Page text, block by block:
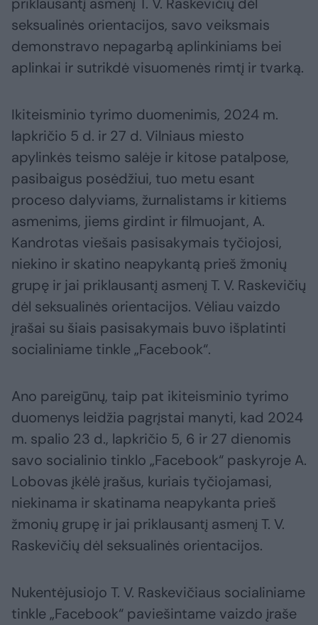
seksualinės orientacijos, savo veiksmais
demonstravo nepagarbą aplinkiniams bei
aplinkai ir sutrikdė visuomenės rimtį ir tvarką.
Ikiteisminio tyrimo duomenimis, 2024 m.
lapkričio 5 d. ir 27 d. Vilniaus miesto
apylinkės teismo salėje ir kitose patalpose,
pasibaigus posėdžiui, tuo metu esant
proceso dalyviams, žurnalistams ir kitiems
asmenims, jiems girdint ir filmuojant, A.
Kandrotas viešais pasisakymais tyčiojosi,
niekino ir skatino neapykantą prieš žmonių
grupę ir jai priklausantį asmenį T. V. Raskevičių
dėl seksualinės orientacijos. Vėliau vaizdo
įrašai su šiais pasisakymais buvo išplatinti
socialiniame tinkle „Facebook“.
Ano pareigūnų, taip pat ikiteisminio tyrimo
duomenys leidžia pagrįstai manyti, kad 2024
m. spalio 23 d., lapkričio 5, 6 ir 27 dienomis
savo socialinio tinklo „Facebook“ paskyroje A.
Lobovas įkėlė įrašus, kuriais tyčiojamasi,
niekinama ir skatinama neapykanta prieš
žmonių grupę ir jai priklausantį asmenį T. V.
Raskevičių dėl seksualinės orientacijos.
Nukentėjusiojo T. V. Raskevičiaus socialiniame
tinkle „Facebook“ paviešintame vaizdo įraše